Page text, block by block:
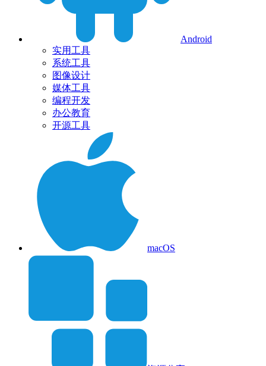
Android
实用工具
系统工具
图像设计
媒体工具
编程开发
办公教育
开源工具
macOS